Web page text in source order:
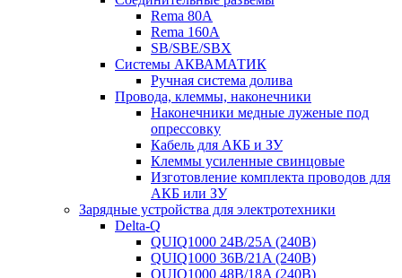
Rema 80A
Rema 160A
SB/SBE/SBX
Системы АКВАМАТИК
Ручная система долива
Провода, клеммы, наконечники
Наконечники медные луженые под
опрессовку
Кабель для АКБ и ЗУ
Клеммы усиленные свинцовые
Изготовление комплекта проводов для
АКБ или ЗУ
Зарядные устройства для электротехники
Delta-Q
QUIQ1000 24B/25A (240B)
QUIQ1000 36B/21A (240B)
QUIQ1000 48B/18A (240B)